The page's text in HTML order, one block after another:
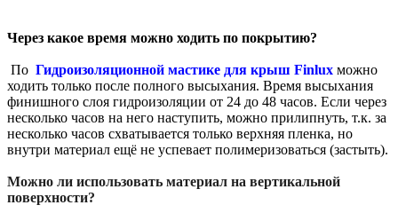
Через какое время можно ходить по покрытию?
По Гидроизоляционной мастике для крыш Finlux можно
ходить только после полного высыхания. Время высыхания
финишного слоя гидроизоляции от 24 до 48 часов. Если через
несколько часов на него наступить, можно прилипнуть, т.к. за
несколько часов схватывается только верхняя пленка, но
внутри материал ещё не успевает полимеризоваться (застыть).
Можно ли использовать материал на вертикальной
поверхности?